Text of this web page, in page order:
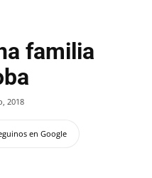
familia
2018
en Google